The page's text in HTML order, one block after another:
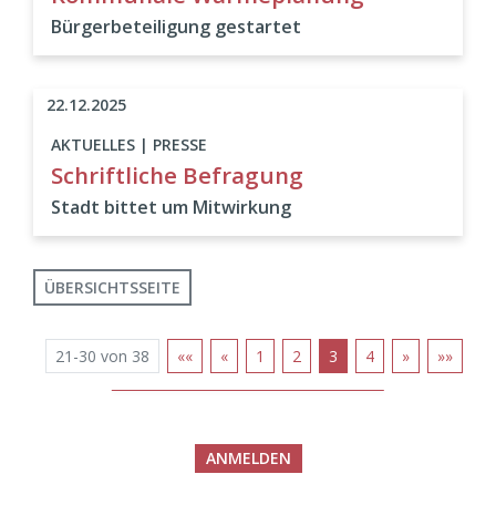
Bürgerbeteiligung gestartet
AKTUELLES | PRESSE
Schriftliche Befragung
Stadt bittet um Mitwirkung
22.12.2025
ÜBERSICHTSSEITE
21-30 von 38 «« « 1 2 3 4 » »»
ANMELDEN